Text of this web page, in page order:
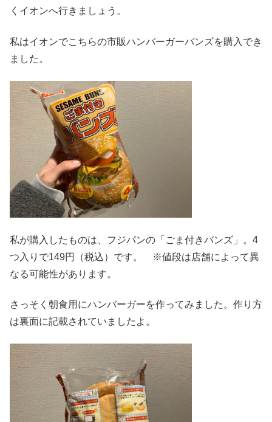
くイオンへ行きましょう。
私はイオンでこちらの市販ハンバーガーバンズを購入でき
ました。
私が購入したものは、フジパンの「ごま付きバンズ」。4
つ入りで149円（税込）です。 ※値段は店舗によって異
なる可能性があります。
さっそく朝食用にハンバーガーを作ってみました。作り方
は裏面に記載されていましたよ。